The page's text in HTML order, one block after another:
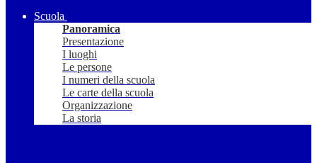
Scuola
Panoramica
Presentazione
I luoghi
Le persone
I numeri della scuola
Le carte della scuola
Organizzazione
La storia